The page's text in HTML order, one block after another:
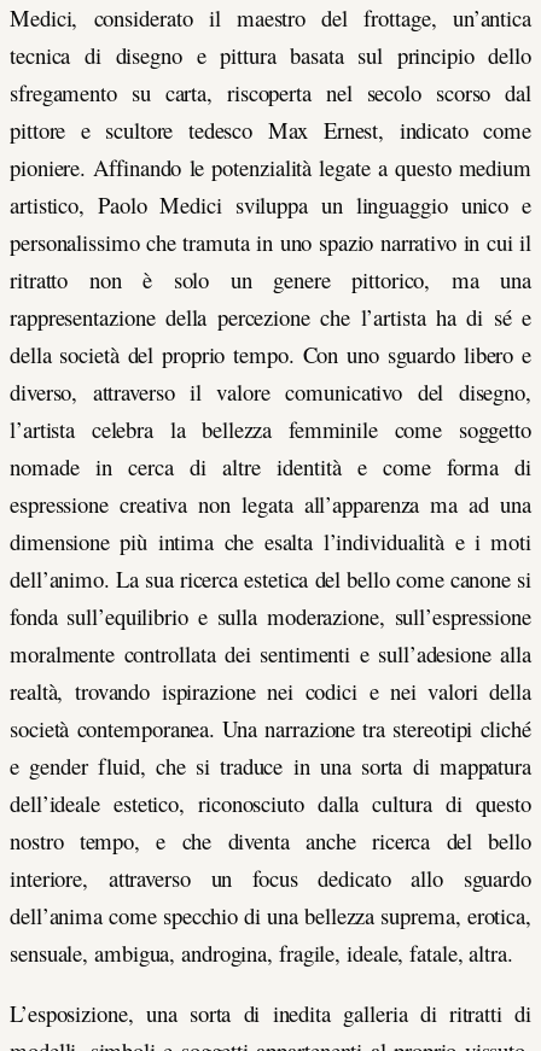
Medici, considerato il maestro del frottage, un’antica
tecnica di disegno e pittura basata sul principio dello
sfregamento su carta, riscoperta nel secolo scorso dal
pittore e scultore tedesco Max Ernest, indicato come
pioniere. Affinando le potenzialità legate a questo medium
artistico, Paolo Medici sviluppa un linguaggio unico e
personalissimo che tramuta in uno spazio narrativo in cui il
ritratto non è solo un genere pittorico, ma una
rappresentazione della percezione che l’artista ha di sé e
della società del proprio tempo. Con uno sguardo libero e
diverso, attraverso il valore comunicativo del disegno,
l’artista celebra la bellezza femminile come soggetto
nomade in cerca di altre identità e come forma di
espressione creativa non legata all’apparenza ma ad una
dimensione più intima che esalta l’individualità e i moti
dell’animo. La sua ricerca estetica del bello come canone si
fonda sull’equilibrio e sulla moderazione, sull’espressione
moralmente controllata dei sentimenti e sull’adesione alla
realtà, trovando ispirazione nei codici e nei valori della
società contemporanea. Una narrazione tra stereotipi cliché
e gender fluid, che si traduce in una sorta di mappatura
dell’ideale estetico, riconosciuto dalla cultura di questo
nostro tempo, e che diventa anche ricerca del bello
interiore, attraverso un focus dedicato allo sguardo
dell’anima come specchio di una bellezza suprema, erotica,
sensuale, ambigua, androgina, fragile, ideale, fatale, altra.
L’esposizione, una sorta di inedita galleria di ritratti di